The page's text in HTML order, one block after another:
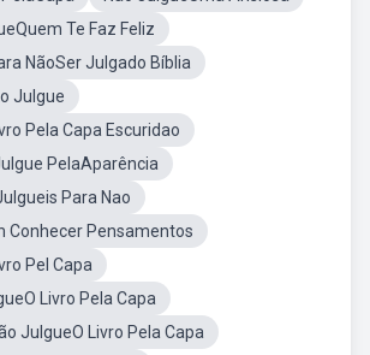
Te Faz Feliz
NãoSer Julgado Bíblia
Julgue
Pela Capa Escuridao
PelaAparência
Para Nao
Conhecer Pensamentos
Pel Capa
Livro Pela Capa
JulgueO Livro Pela Capa